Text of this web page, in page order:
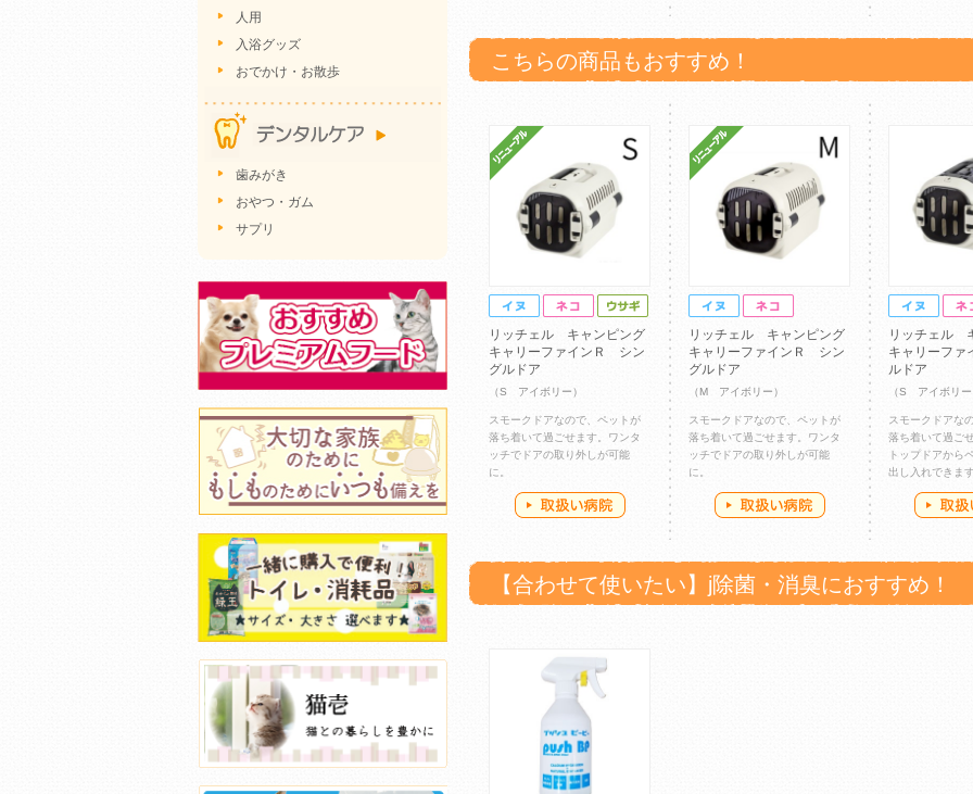
こちらの商品もおすすめ！
リッチェル キャンピング
キャリーファインＲ シン
グルドア
（S アイボリー）
スモークドアなので、ペットが
落ち着いて過ごせます。ワンタ
ッチでドアの取り外しが可能
に。
リッチェル キャンピング
キャリーファインＲ シン
グルドア
（M アイボリー）
スモークドアなので、ペットが
落ち着いて過ごせます。ワンタ
ッチでドアの取り外しが可能
に。
リッチェル
キャリーフ
ルドア
（S アイボリ
スモークドアな
落ち着いて過ご
トップドアから
出し入れできま
【合わせて使いたい】j除菌・消臭におすすめ！
人用
入浴グッズ
おでかけ・お散歩
歯みがき
おやつ・ガム
サプリ